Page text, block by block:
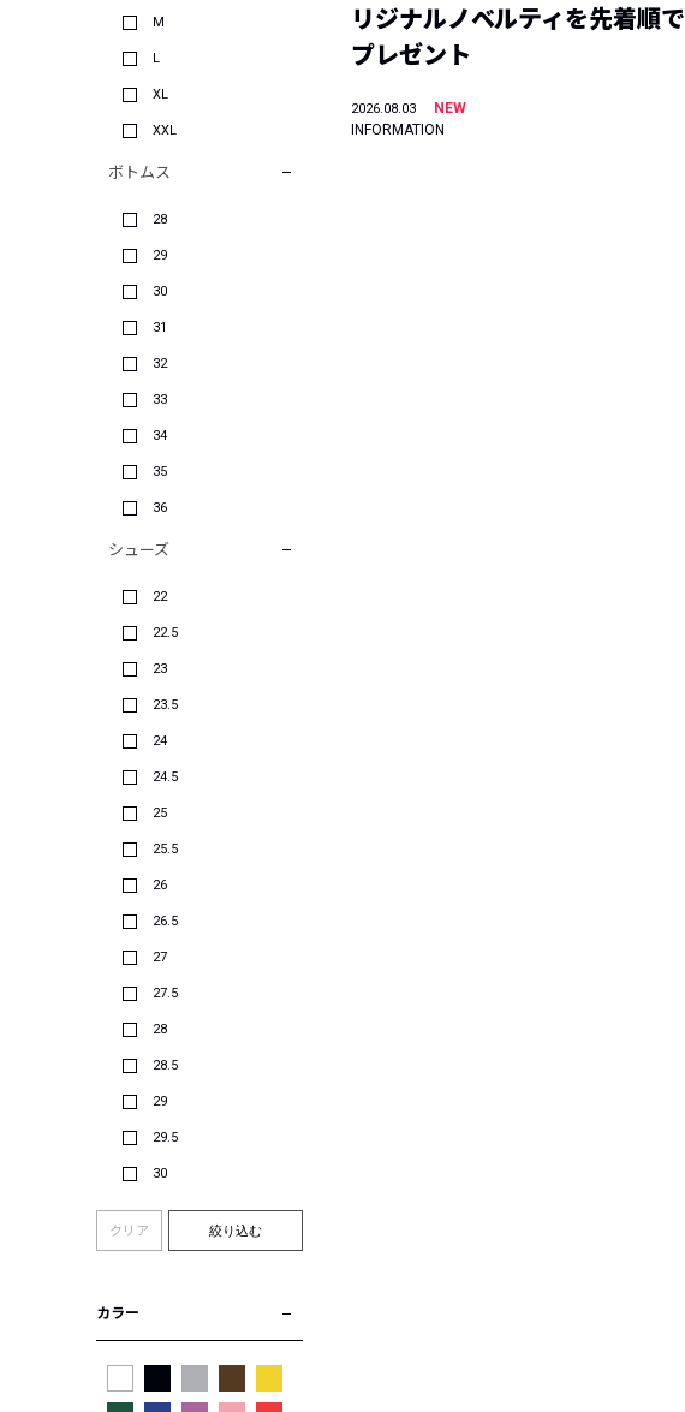
M
L
XL
XXL
ボトムス
28
29
30
31
32
33
34
35
36
シューズ
22
22.5
23
23.5
24
24.5
25
25.5
26
26.5
27
27.5
28
28.5
29
29.5
30
クリア 絞り込む
カラー
リジナルノベルティを先着順で
プレゼント
2026.08.03
NEW
INFORMATION